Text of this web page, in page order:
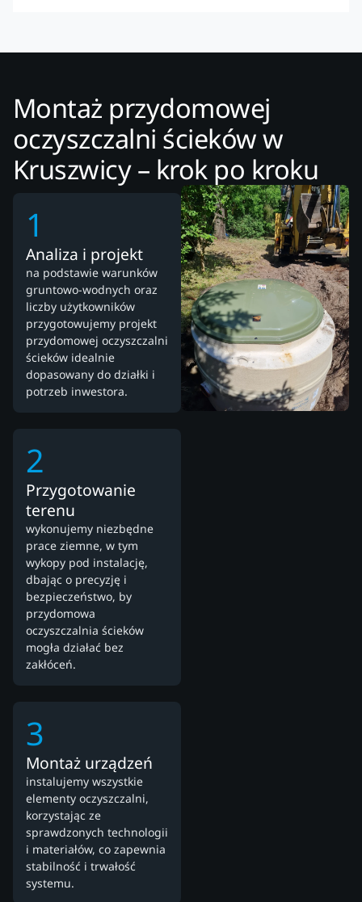
Montaż przydomowej
oczyszczalni ścieków w
Kruszwicy – krok po kroku
1
Analiza i projekt
na podstawie warunków
gruntowo-wodnych oraz
liczby użytkowników
przygotowujemy projekt
przydomowej oczyszczalni
ścieków idealnie
dopasowany do działki i
potrzeb inwestora.
2
Przygotowanie
terenu
wykonujemy niezbędne
prace ziemne, w tym
wykopy pod instalację,
dbając o precyzję i
bezpieczeństwo, by
przydomowa
oczyszczalnia ścieków
mogła działać bez
zakłóceń.
3
Montaż urządzeń
instalujemy wszystkie
elementy oczyszczalni,
korzystając ze
sprawdzonych technologii
i materiałów, co zapewnia
stabilność i trwałość
systemu.